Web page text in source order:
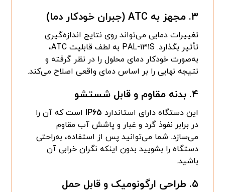
۳. مجهز به ATC (جبران خودکار دما)
تغییرات دمایی می‌تواند روی نتایج اندازه‌گیری
تأثیر بگذارد. PAL-۱۳۱S به لطف قابلیت ATC،
به‌صورت خودکار دمای محلول را در نظر گرفته و
نتیجه نهایی را بر اساس دمای واقعی اصلاح می‌کند.
۴. بدنه مقاوم و قابل شستشو
این دستگاه دارای استاندارد IP۶۵ است که آن را
در برابر نفوذ گرد و غبار و پاشش آب مقاوم
می‌سازد. شما می‌توانید پس از استفاده، به‌راحتی
دستگاه را بشویید بدون اینکه نگران خرابی آن
باشید.
۵. طراحی ارگونومیک و قابل حمل